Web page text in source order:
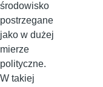
środowisko
postrzegane
jako w dużej
mierze
polityczne.
W takiej